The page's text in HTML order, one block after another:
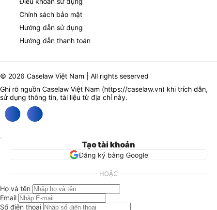
Chính sách bảo mật
Hướng dẫn sử dụng
Hướng dẫn thanh toán
© 2026 Caselaw Việt Nam | All rights seserved
Ghi rõ nguồn Caselaw Việt Nam (https://caselaw.vn) khi trích dẫn,
sử dụng thông tin, tài liệu từ địa chỉ này.
Tạo tài khoản
Đăng ký bằng Google
HOẶC
Họ và tên
Email
Số điện thoại